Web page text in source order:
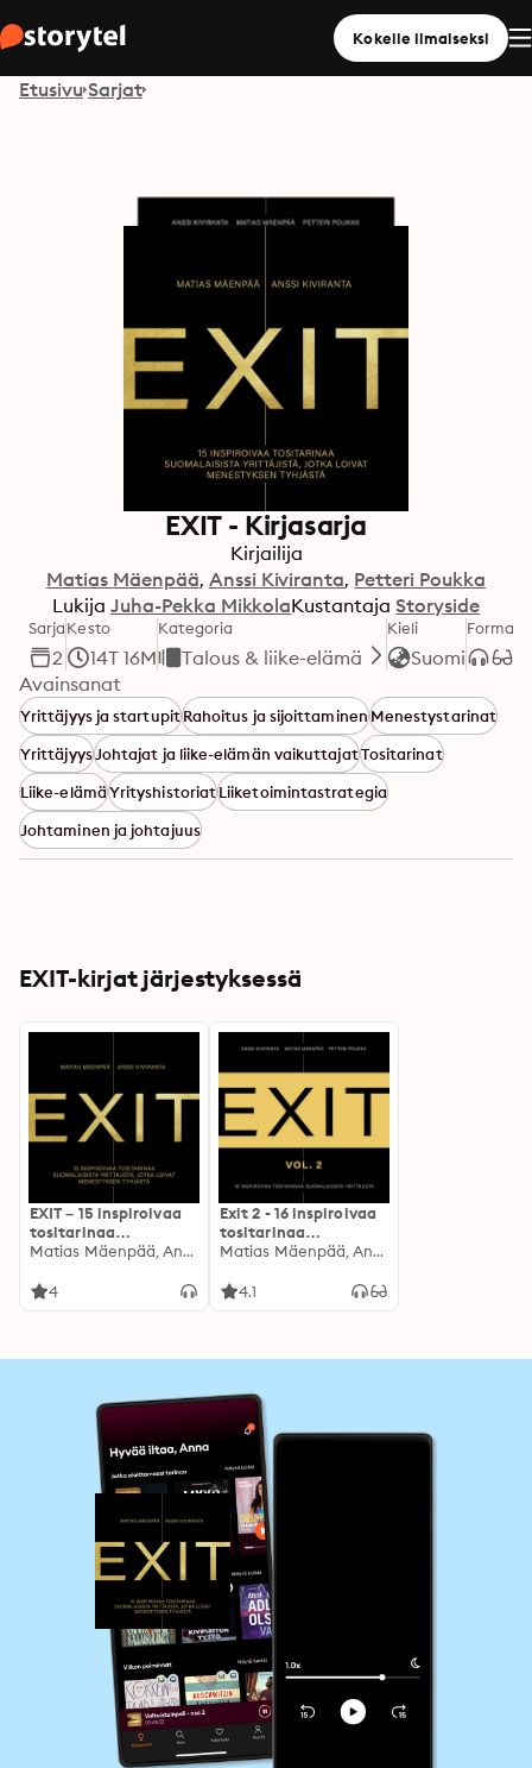
Kokeile ilmaiseksi
Etusivu Sarjat
EXIT - Kirjasarja
Kirjailija
Matias Mäenpää Anssi Kiviranta Petteri Poukka
Lukija Juha-Pekka MikkolaKustantaja Storyside
Sarja
2
Kesto
14T 16M
Kategoria
Talous & liike-elämä
Kieli
Suomi
Avainsanat
Yrittäjyys ja startupitRahoitus ja sijoittaminenMenestystarinat
YrittäjyysJohtajat ja liike-elämän vaikuttajatTositarinat
Liike-elämäYrityshistoriatLiiketoimintastrategia
Johtaminen ja johtajuus
EXIT-kirjat järjestyksessä
EXIT – 15 inspiroivaa
tositarinaa
suomalaisista
loivat menestyksen
Matias Mäenpää, Anssi Kiviranta
4
Exit 2 - 16 inspiroivaa
tositarinaa
suomalaisista
Matias Mäenpää, Anssi Kiviranta, Petteri Poukka
4.1